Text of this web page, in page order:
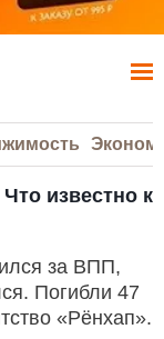
известно к
за ВПП,
Погибли 47
«Рёнхап».